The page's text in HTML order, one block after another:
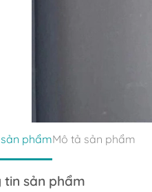
phẩmMô tả sản phẩm
tin sản phẩm